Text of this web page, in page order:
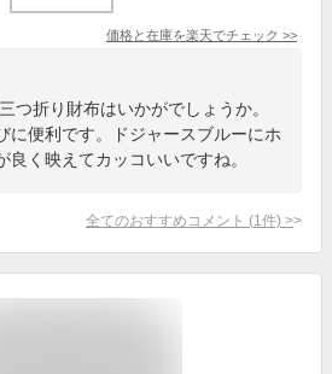
価格と在庫を楽天でチェック >>
つ折り財布はいかがでしょうか。
に便利です。ドジャースブルーにホ
良く映えてカッコいいですね。
全てのおすすめコメント (1 件) >